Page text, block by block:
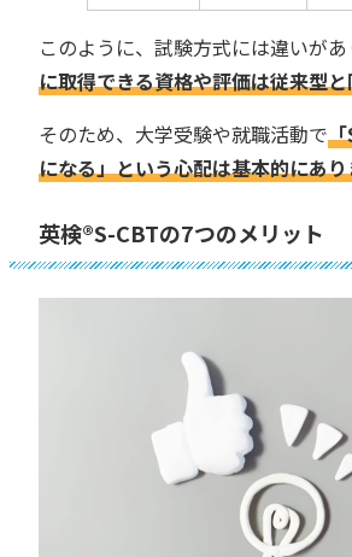
このように、試験方式には違いがあ
に取得できる資格や評価は従来型
そのため、大学受験や就職活動で
になる」という心配は基本的にあ
英検®︎S-CBTの7つのメリット